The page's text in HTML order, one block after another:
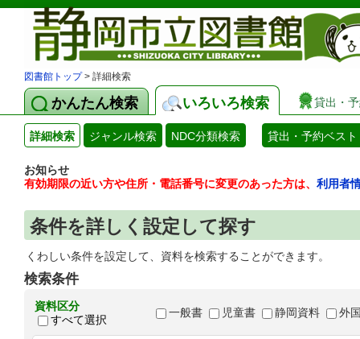
図書館トップ> 詳細検索
かんたん検索 いろいろ検索 貸出・
詳細検索 ジャンル検索 NDC分類検索 貸出・予約ベスト
お知らせ
有効期限の近い方や住所・電話番号に変更のあった方は、 利用者
条件を詳しく設定して探す
くわしい条件を設定して、資料を検索することができます。
検索条件
資料区分
すべて選択
一般書 児童書 静岡資料 外